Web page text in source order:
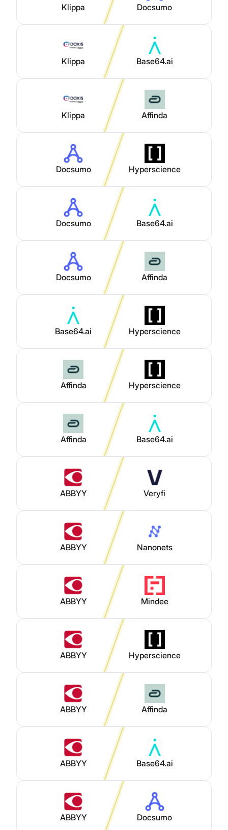
Klippa Docsumo
Klippa Base64.ai
Klippa Affinda
Docsumo Hyperscience
Docsumo Base64.ai
Docsumo Affinda
Base64.ai Hyperscience
Affinda Hyperscience
Affinda Base64.ai
ABBYY Veryfi
ABBYY Nanonets
ABBYY Mindee
ABBYY Hyperscience
ABBYY Affinda
ABBYY Base64.ai
ABBYY Docsumo